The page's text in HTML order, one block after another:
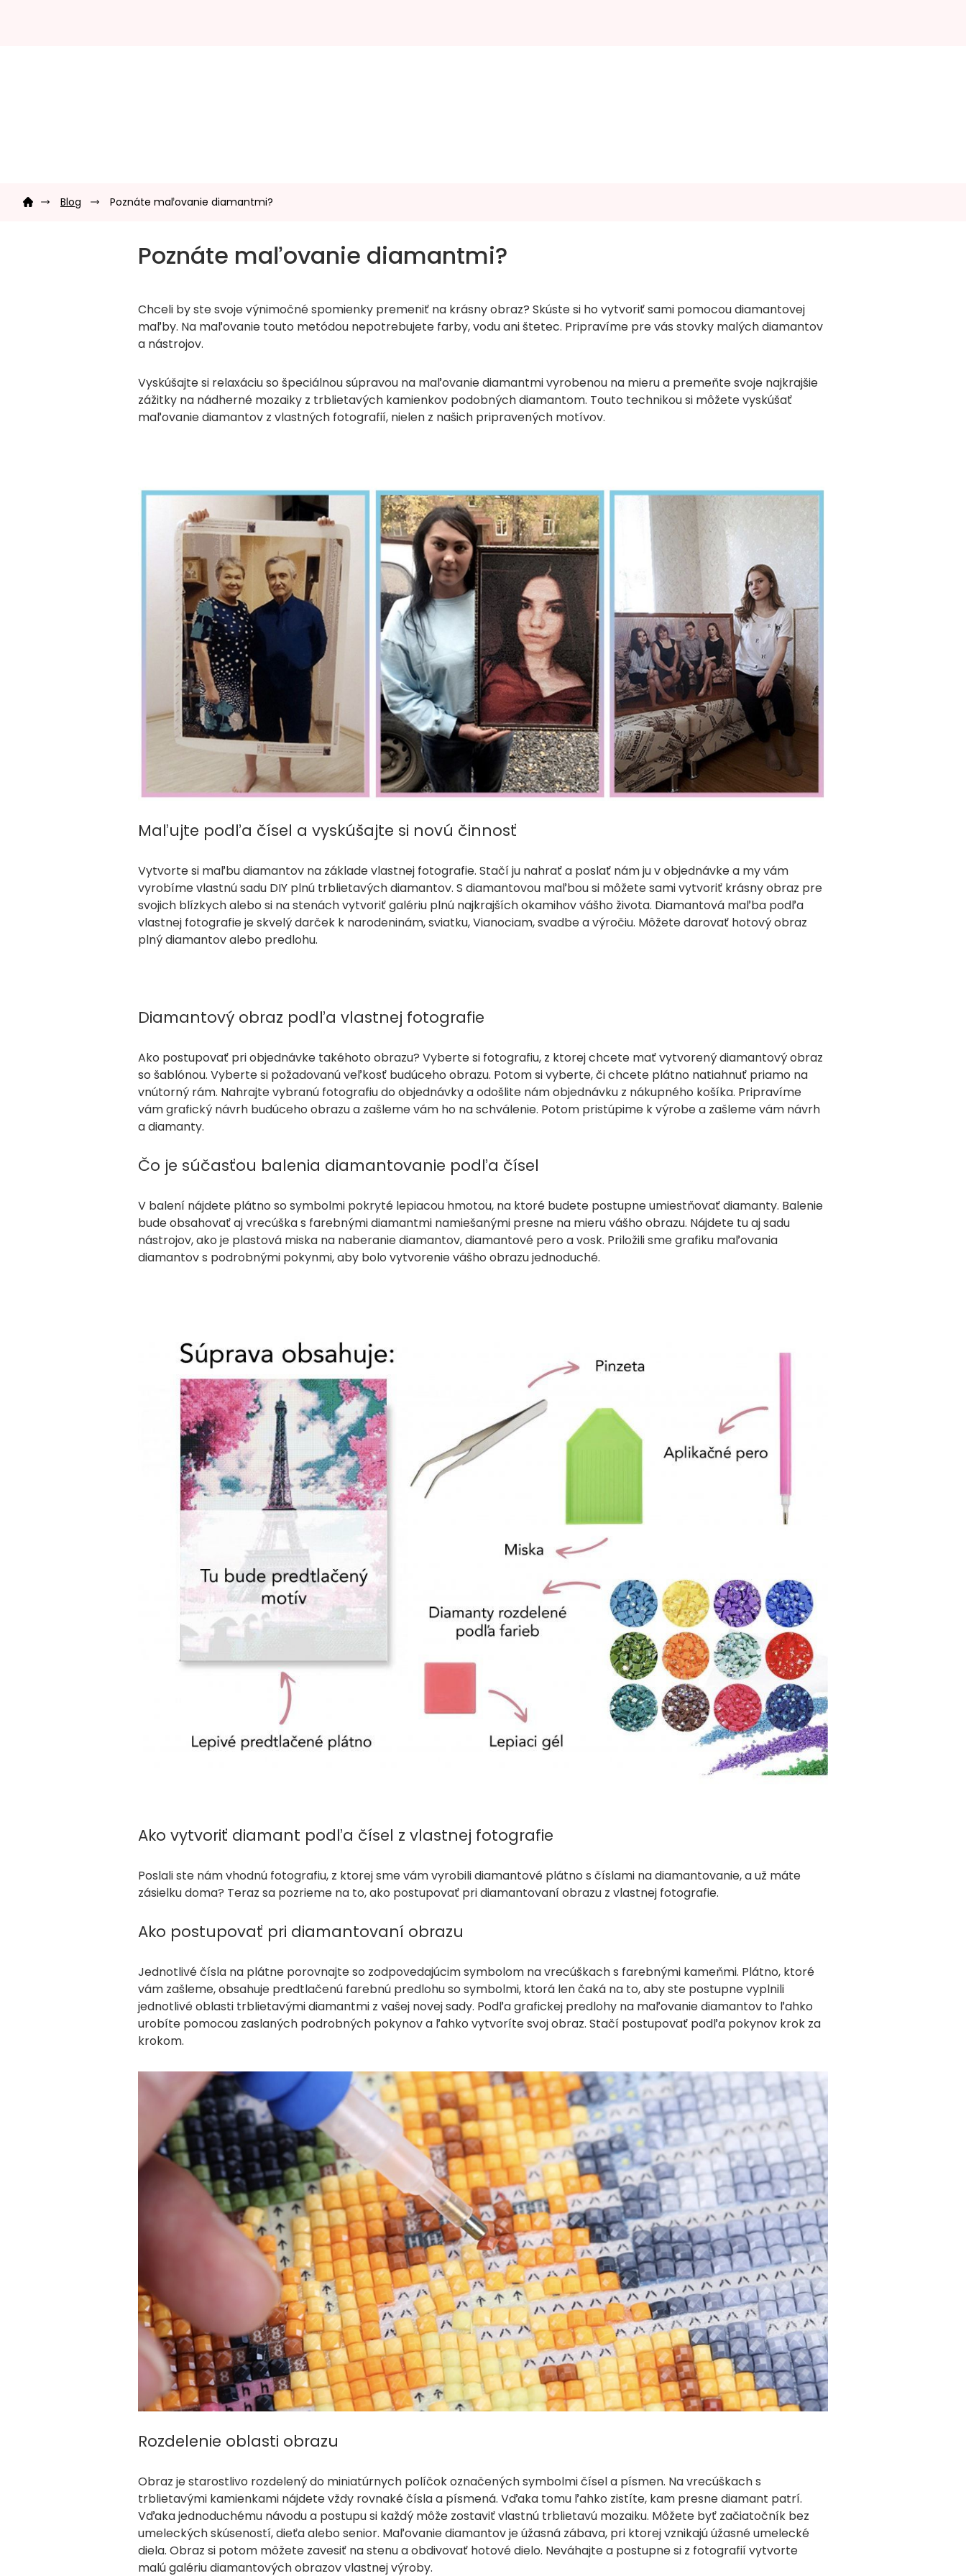
Domov Blog Poznáte maľovanie diamantmi?
Poznáte maľovanie diamantmi?
Chceli by ste svoje výnimočné spomienky premeniť na krásny obraz? Skúste si ho vytvoriť sami pomocou diamantovej
maľby. Na maľovanie touto metódou nepotrebujete farby, vodu ani štetec. Pripravíme pre vás stovky malých diamantov
a nástrojov.
Vyskúšajte si relaxáciu so špeciálnou súpravou na maľovanie diamantmi vyrobenou na mieru a premeňte svoje najkrajšie
zážitky na nádherné mozaiky z trblietavých kamienkov podobných diamantom. Touto technikou si môžete vyskúšať
maľovanie diamantov z vlastných fotografií, nielen z našich pripravených motívov.
Maľujte podľa čísel a vyskúšajte si novú činnosť
Vytvorte si maľbu diamantov na základe vlastnej fotografie. Stačí ju nahrať a poslať nám ju v objednávke a my vám
vyrobíme vlastnú sadu DIY plnú trblietavých diamantov. S diamantovou maľbou si môžete sami vytvoriť krásny obraz pre
svojich blízkych alebo si na stenách vytvoriť galériu plnú najkrajších okamihov vášho života. Diamantová maľba podľa
vlastnej fotografie je skvelý darček k narodeninám, sviatku, Vianociam, svadbe a výročiu. Môžete darovať hotový obraz
plný diamantov alebo predlohu.
Diamantový obraz podľa vlastnej fotografie
Ako postupovať pri objednávke takéhoto obrazu? Vyberte si fotografiu, z ktorej chcete mať vytvorený diamantový obraz
so šablónou. Vyberte si požadovanú veľkosť budúceho obrazu. Potom si vyberte, či chcete plátno natiahnuť priamo na
vnútorný rám. Nahrajte vybranú fotografiu do objednávky a odošlite nám objednávku z nákupného košíka. Pripravíme
vám grafický návrh budúceho obrazu a zašleme vám ho na schválenie. Potom pristúpime k výrobe a zašleme vám návrh
a diamanty.
Čo je súčasťou balenia diamantovanie podľa čísel
V balení nájdete plátno so symbolmi pokryté lepiacou hmotou, na ktoré budete postupne umiestňovať diamanty. Balenie
bude obsahovať aj vrecúška s farebnými diamantmi namiešanými presne na mieru vášho obrazu. Nájdete tu aj sadu
nástrojov, ako je plastová miska na naberanie diamantov, diamantové pero a vosk. Priložili sme grafiku maľovania
diamantov s podrobnými pokynmi, aby bolo vytvorenie vášho obrazu jednoduché.
Ako vytvoriť diamant podľa čísel z vlastnej fotografie
Poslali ste nám vhodnú fotografiu, z ktorej sme vám vyrobili diamantové plátno s číslami na diamantovanie, a už máte
zásielku doma? Teraz sa pozrieme na to, ako postupovať pri diamantovaní obrazu z vlastnej fotografie.
Ako postupovať pri diamantovaní obrazu
Jednotlivé čísla na plátne porovnajte so zodpovedajúcim symbolom na vrecúškach s farebnými kameňmi. Plátno, ktoré
vám zašleme, obsahuje predtlačenú farebnú predlohu so symbolmi, ktorá len čaká na to, aby ste postupne vyplnili
jednotlivé oblasti trblietavými diamantmi z vašej novej sady. Podľa grafickej predlohy na maľovanie diamantov to ľahko
urobíte pomocou zaslaných podrobných pokynov a ľahko vytvoríte svoj obraz. Stačí postupovať podľa pokynov krok za
krokom.
Rozdelenie oblasti obrazu
Obraz je starostlivo rozdelený do miniatúrnych políčok označených symbolmi čísel a písmen. Na vrecúškach s
trblietavými kamienkami nájdete vždy rovnaké čísla a písmená. Vďaka tomu ľahko zistíte, kam presne diamant patrí.
Vďaka jednoduchému návodu a postupu si každý môže zostaviť vlastnú trblietavú mozaiku. Môžete byť začiatočník bez
umeleckých skúseností, dieťa alebo senior. Maľovanie diamantov je úžasná zábava, pri ktorej vznikajú úžasné umelecké
diela. Obraz si potom môžete zavesiť na stenu a obdivovať hotové dielo. Neváhajte a postupne si z fotografií vytvorte
malú galériu diamantových obrazov vlastnej výroby.